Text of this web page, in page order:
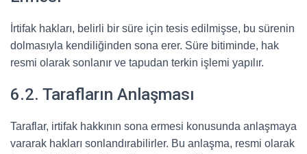
İrtifak hakları, belirli bir süre için tesis edilmişse, bu sürenin
dolmasıyla kendiliğinden sona erer. Süre bitiminde, hak
resmi olarak sonlanır ve tapudan terkin işlemi yapılır.
6.2. Tarafların Anlaşması
Taraflar, irtifak hakkının sona ermesi konusunda anlaşmaya
vararak hakları sonlandırabilirler. Bu anlaşma, resmi olarak